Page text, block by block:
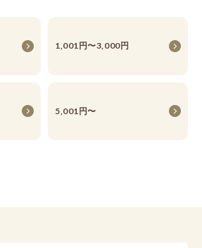
1,001円〜3,000円
5,001円〜